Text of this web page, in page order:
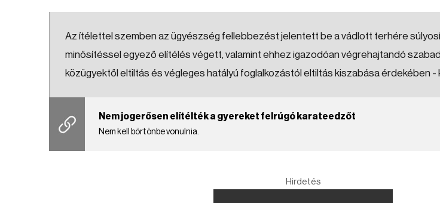
Az ítélettel szemben az ügyészség fellebbezést jelentett be a vádlott terhére
minősítéssel egyező elítélés végett, valamint ehhez igazodóan végrehajtandó
közügyektől eltiltás és végleges hatályú foglalkozástól eltiltás kiszabása érdekében -
Nem jogerősen elítélték a gyereket felrúgó karateedzőt
Nem kell börtönbe vonulnia.
Hirdetés